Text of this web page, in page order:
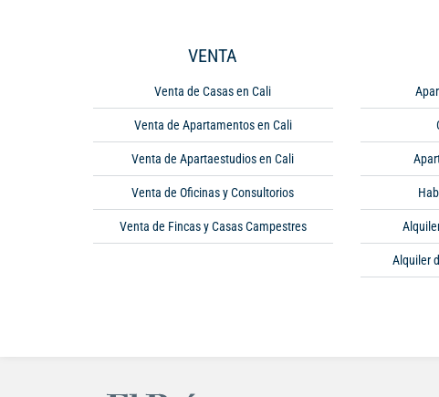
VENTA
Venta de Casas en Cali
Venta de Apartamentos en Cali
Venta de Apartaestudios en Cali
Venta de Oficinas y Consultorios
Venta de Fincas y Casas Campestres
Alquiler